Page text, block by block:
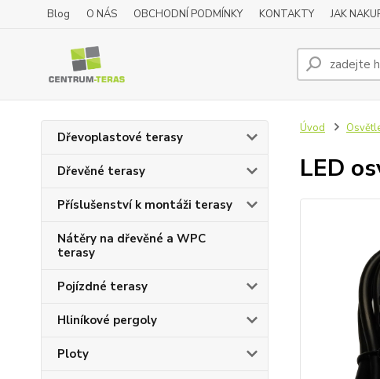
Blog O NÁS OBCHODNÍ PODMÍNKY KONTAKTY JAK
Dřevoplastové terasy
Dřevěné terasy
Příslušenství k montáži terasy
Nátěry na dřevěné a WPC
terasy
Pojízdné terasy
Hliníkové pergoly
Ploty
Úvod
LED